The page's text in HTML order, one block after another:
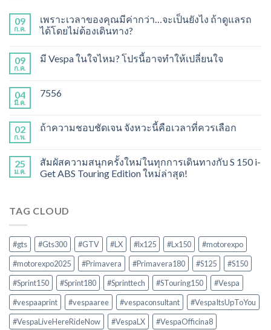
09
ก.ค.
เพราะเวลาของคุณมีค่ากว่า…จะเป็นยังไง ถ้าดูแลรถ
ได้โดยไม่ต้องเดินทาง?
09
ก.ค.
มี Vespa ในใจไหม? โปรนี้อาจทำให้เปลี่ยนใจ
04
มี.ค.
7556
02
ก.พ.
ถ้าความชอบชัดเจน จังหวะนี้คือเวลาที่ควรเลือก
25
ม.ค.
สัมผัสความสนุกครั้งใหม่ในทุกการเดินทางกับ S 150 i-
Get ABS Touring Edition ใหม่ล่าสุด!
TAG CLOUD
#gts #Gts300 #GTV #LX #lx125 #Lx150
#motorexpo
#motorexpo2025
#Primavera #Primavera180 #S125
#S150
#Sprint150
#Sprint180 #Sprinttech #STouring150
#Vespa
#vespaaprint
#vespaaree #vespaconsultant
#VespaItsUpToYou
#VespaLiveHereRideNow
#VespaLX #VespaOfficina8